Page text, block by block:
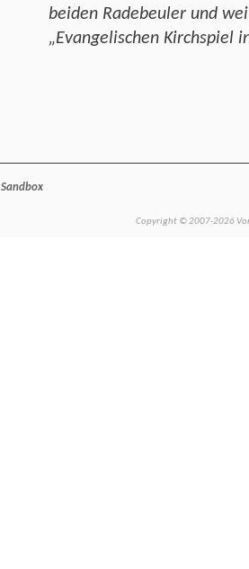
beiden Radebeuler und
„Evangelischen Kirchspiel
Sandbox
Copyright © 2007-2026